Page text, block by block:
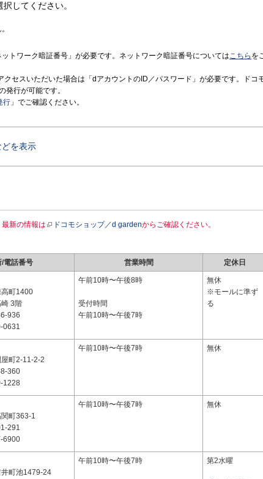
してください。
トワーク暗証番号」が必要です。ネットワーク暗証番号についてはこちら を
セスいただいた場合は「dアカウントのID／パスワード」が必要です。ドコ
発行が可能です。
行 」でご確認ください。
を表示
新の情報は ドコモショップ／d gardenからご確認ください。
/電話番号 営業時間 定休日
町1400
3階
936
0631
午前10時〜午後8時
受付時間
午前10時〜午後7時
無休
※モールに準ず
る
町2-11-2-2
360
1228
午前10時〜午後7時 無休
町363-1
291
6900
午前10時〜午後7時 無休
町池1479-24
午前10時〜午後7時 第2水曜